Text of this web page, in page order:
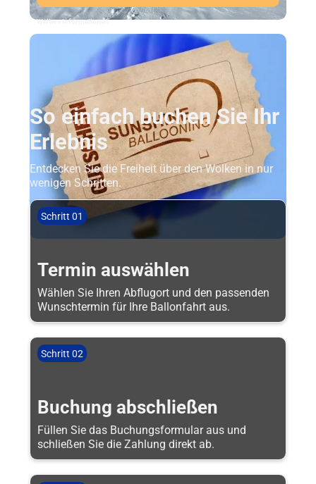
Weitere Informationen
So einfach buchen Sie Ihr
Erlebnis
Entdecken Sie die Freiheit über den Wolken in nur
wenigen Schritten.
Schritt 01
Termin auswählen
Wählen Sie Ihren Abflugort und den passenden
Wunschtermin für Ihre Ballonfahrt aus.
Schritt 02
Buchung abschließen
Füllen Sie das Buchungsformular aus und
schließen Sie die Zahlung direkt ab.